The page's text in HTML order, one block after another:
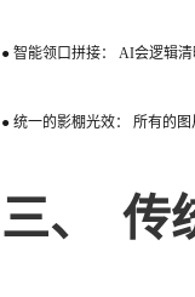
● 智能领口拼接： AI会逻辑
● 统一的影棚光效： 所有的
三、 传